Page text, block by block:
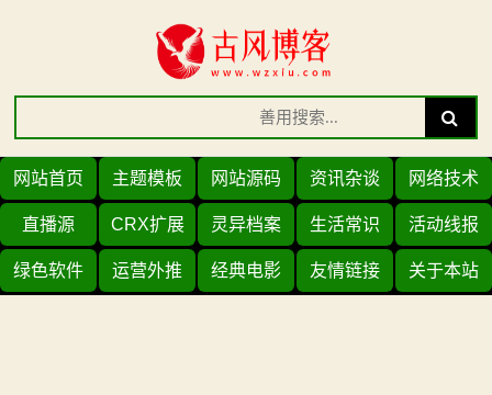
Search
for:
Search
网站首页 主题模板 网站源码 资讯杂谈 网络技术
直播源 CRX扩展 灵异档案 生活常识 活动线报
绿色软件 运营外推 经典电影 友情链接 关于本站